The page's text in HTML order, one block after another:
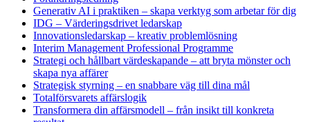
Generativ AI i praktiken – skapa verktyg som arbetar för dig
IDG – Värderingsdrivet ledarskap
Innovationsledarskap – kreativ problemlösning
Interim Management Professional Programme
Strategi och hållbart värdeskapande – att bryta mönster och
skapa nya affärer
Strategisk styrning – en snabbare väg till dina mål
Totalförsvarets affärslogik
Transformera din affärsmodell – från insikt till konkreta